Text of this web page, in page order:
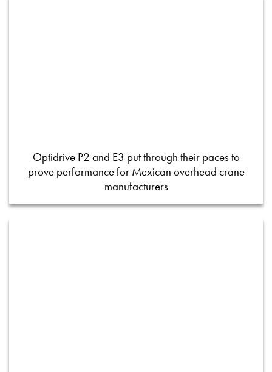
Optidrive P2 and E3 put through their paces to
prove performance for Mexican overhead crane
manufacturers